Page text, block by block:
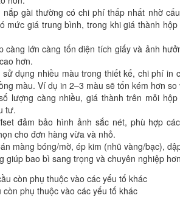
nắp gài thường có chi phí thấp nhất nhờ
mức giá trung bình, trong khi giá thành
càng lớn càng tốn diện tích giấy và ảnh
hơn.
sử dụng nhiều màu trong thiết kế, chi phí in
màu. Ví dụ in 2–3 màu sẽ tốn kém hơn
lượng càng nhiều, giá thành trên mỗi
tư.
đảm bảo hình ảnh sắc nét, phù hợp
cho đơn hàng vừa và nhỏ.
màng bóng/mờ, ép kim (nhũ vàng/bạc),
giúp bao bì sang trọng và chuyên nghiệp
phụ thuộc vào các yếu tố khác